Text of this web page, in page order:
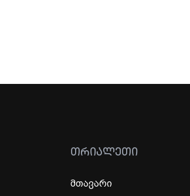
ᲗᲠᲘᲐᲚᲔᲗᲘ
მთავარი